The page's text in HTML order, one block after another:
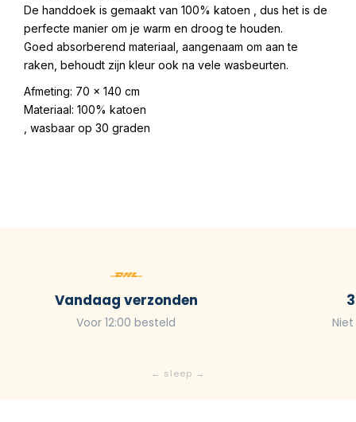
De handdoek is gemaakt van 100% katoen , dus het is de
perfecte manier om je warm en droog te houden.
Goed absorberend materiaal, aangenaam om aan te
raken, behoudt zijn kleur ook na vele wasbeurten.
Afmeting: 70 x 140 cm
Materiaal: 100% katoen
, wasbaar op 30 graden
Vandaag verzonden
Voor 12:00 besteld